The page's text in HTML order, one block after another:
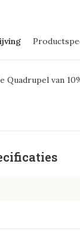
Quadrupel van